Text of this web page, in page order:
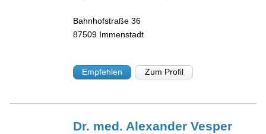
Bahnhofstraße 36
87509 Immenstadt
Empfehlen Zum Profil
Dr. med. AlexanderVesper